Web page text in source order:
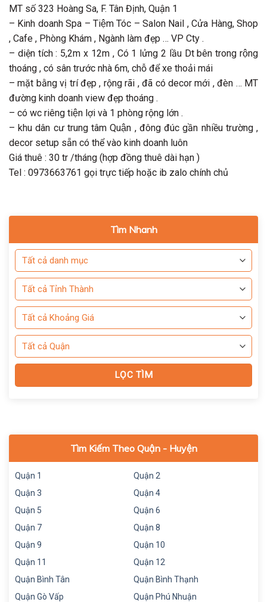
MT số 323 Hoàng Sa, F. Tân Định, Quận 1
– Kinh doanh Spa – Tiệm Tóc – Salon Nail , Cửa Hàng, Shop
, Cafe , Phòng Khám , Ngành làm đẹp … VP Cty .
– diện tích : 5,2m x 12m , Có 1 lửng 2 lầu Dt bên trong rộng
thoáng , có sân trước nhà 6m, chỗ để xe thoải mái
– mặt bằng vị trí đẹp , rộng rãi , đã có decor mới , đèn … MT
đường kinh doanh view đẹp thoáng .
– có wc riêng tiện lợi và 1 phòng rộng lớn .
– khu dân cư trung tâm Quận , đông đúc gần nhiều trường ,
decor setup sẵn có thể vào kinh doanh luôn
Giá thuê : 30 tr /tháng (hợp đồng thuê dài hạn )
Tel : 0973663761 gọi trực tiếp hoặc ib zalo chính chủ
Tìm Nhanh
Tìm Kiếm Theo Quận - Huyện
Quận 1
Quận 2
Quận 3
Quận 4
Quận 5
Quận 6
Quận 7
Quận 8
Quận 9
Quận 10
Quận 11
Quận 12
Quận Bình Tân
Quận Bình Thạnh
Quận Gò Vấp
Quận Phú Nhuận